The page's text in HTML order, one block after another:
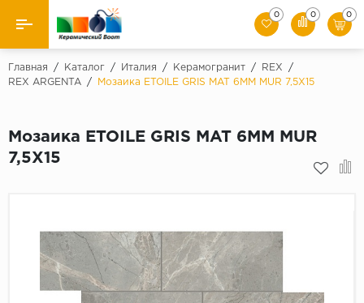
Назад
Керамическая плитка
Искусственный камень
Клинкер
0 0 0
Главная / Каталог / Италия / Керамогранит / REX
/
REX ARGENTA
/ Мозаика ETOILE GRIS MAT 6MM MUR 7,5X15
Мозаика ETOILE GRIS MAT 6MM MUR
7,5X15